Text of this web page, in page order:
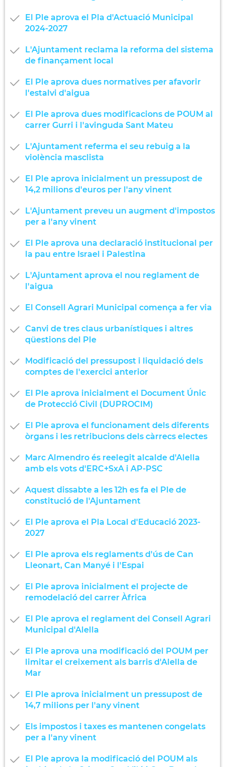
El Ple aprova el Pla d'Actuació Municipal
2024-2027
L'Ajuntament reclama la reforma del sistema
de finançament local
El Ple aprova dues normatives per afavorir
l'estalvi d'aigua
El Ple aprova dues modificacions de POUM al
carrer Gurri i l'avinguda Sant Mateu
L'Ajuntament referma el seu rebuig a la
violència masclista
El Ple aprova inicialment un pressupost de
14,2 milions d'euros per l'any vinent
L'Ajuntament preveu un augment d'impostos
per a l'any vinent
El Ple aprova una declaració institucional per
la pau entre Israel i Palestina
L'Ajuntament aprova el nou reglament de
l'aigua
El Consell Agrari Municipal comença a fer via
Canvi de tres claus urbanístiques i altres
qüestions del Ple
Modificació del pressupost i liquidació dels
comptes de l'exercici anterior
El Ple aprova inicialment el Document Únic
de Protecció Civil (DUPROCIM)
El Ple aprova el funcionament dels diferents
òrgans i les retribucions dels càrrecs electes
Marc Almendro és reelegit alcalde d'Alella
amb els vots d'ERC+SxA i AP-PSC
Aquest dissabte a les 12h es fa el Ple de
constitució de l'Ajuntament
El Ple aprova el Pla Local d'Educació 2023-
2027
El Ple aprova els reglaments d'ús de Can
Lleonart, Can Manyé i l'Espai
El Ple aprova inicialment el projecte de
remodelació del carrer Àfrica
El Ple aprova el reglament del Consell Agrari
Municipal d'Alella
El Ple aprova una modificació del POUM per
limitar el creixement als barris d'Alella de
Mar
El Ple aprova inicialment un pressupost de
14,7 milions per l'any vinent
Els impostos i taxes es mantenen congelats
per a l'any vinent
El Ple aprova la modificació del POUM als